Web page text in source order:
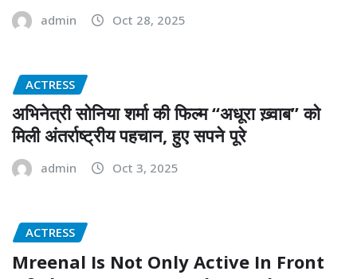
admin Oct 28, 2025
ACTRESS
अभिनेत्री सोनिया शर्मा की फिल्म “अधूरा ख़्वाब” को
मिली अंतर्राष्ट्रीय पहचान, हुए सपने पूरे
admin Oct 3, 2025
ACTRESS
Mreenal Is Not Only Active In Front